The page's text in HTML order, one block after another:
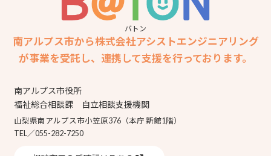
バトン
南アルプス市から株式会社アシストエンジニアリング
が事業を受託し、連携して支援を行っております。
南アルプス市役所
福祉総合相談課 自立相談支援機関
山梨県南アルプス市小笠原376（本庁 新館1階）
TEL／055-282-7250